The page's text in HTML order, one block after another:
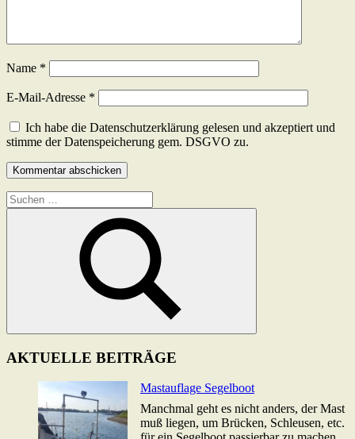
Name *
E-Mail-Adresse *
Ich habe die Datenschutzerklärung gelesen und akzeptiert und
stimme der Datenspeicherung gem. DSGVO zu.
Suchen
nach:
Suchen
AKTUELLE BEITRÄGE
Mastauflage Segelboot
Manchmal geht es nicht anders, der Mast
muß liegen, um Brücken, Schleusen, etc.